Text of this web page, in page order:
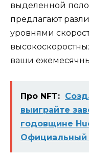
выделенной
предлагают
уровнями
ваши
Про NFT:
выиграйте
годовщине
Официальный